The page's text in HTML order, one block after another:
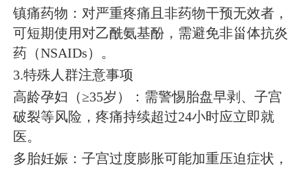
镇痛药物：对严重疼痛且非药物干预无效者，
可短期使用对乙酰氨基酚，需避免非甾体抗炎
药（NSAIDs）。
3.特殊人群注意事项
高龄孕妇（≥35岁）：需警惕胎盘早剥、子宫
破裂等风险，疼痛持续超过24小时应立即就
医。
多胎妊娠：子宫过度膨胀可能加重压迫症状，